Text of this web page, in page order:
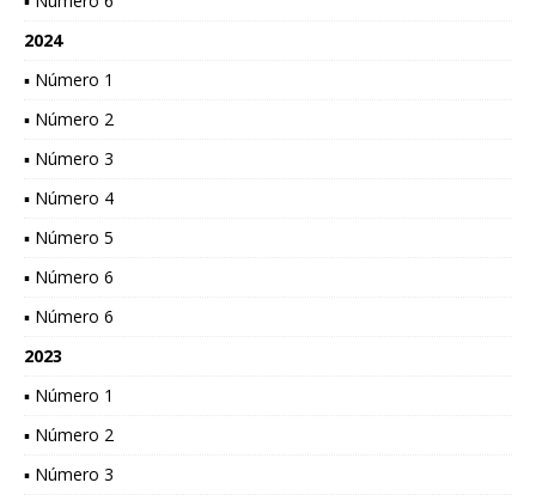
2024
▪ Número 1
▪ Número 2
▪ Número 3
▪ Número 4
▪ Número 5
▪ Número 6
▪ Número 6
2023
▪ Número 1
▪ Número 2
▪ Número 3